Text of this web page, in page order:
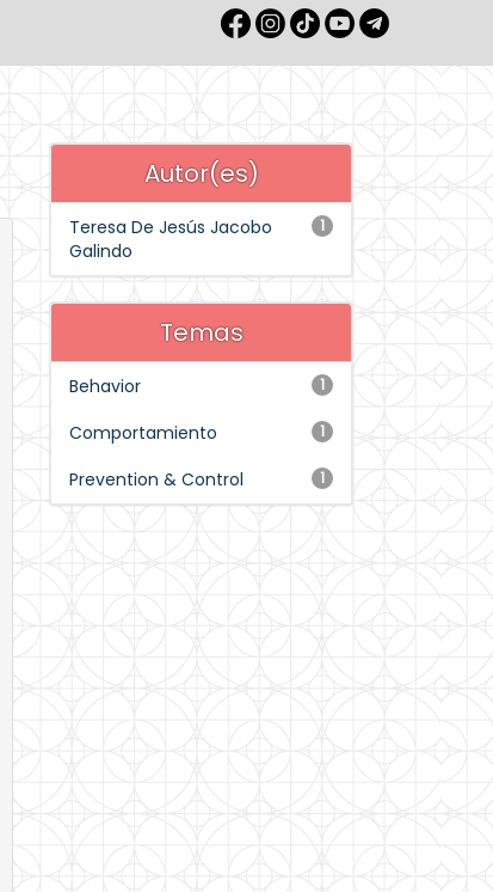
Autor(es)
1
Teresa De Jesús Jacobo
Galindo
Temas
1
Behavior
1
Comportamiento
1
Prevention & Control